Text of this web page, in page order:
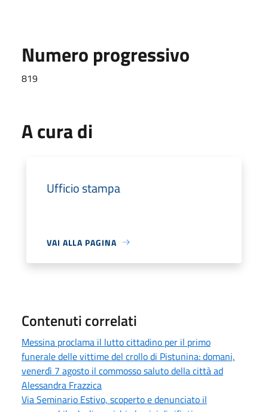
Numero progressivo
819
A cura di
Ufficio stampa
VAI ALLA PAGINA
Contenuti correlati
Messina proclama il lutto cittadino per il primo
funerale delle vittime del crollo di Pistunina: domani,
venerdì 7 agosto il commosso saluto della città ad
Alessandra Frazzica
Via Seminario Estivo, scoperto e denunciato il